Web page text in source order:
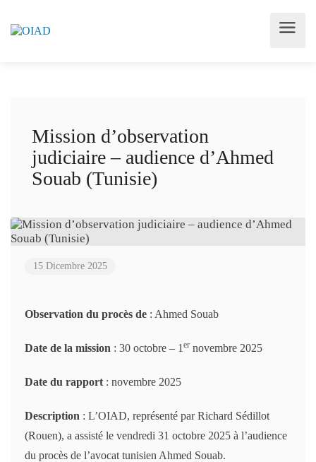
Mission d’observation
judiciaire – audience d’Ahmed
Souab (Tunisie)
15 Dicembre 2025
Observation du procès de : Ahmed Souab
Date de la mission : 30 octobre – 1 er novembre 2025
Date du rapport : novembre 2025
Description : L’OIAD, représenté par Richard Sédillot
(Rouen), a assisté le vendredi 31 octobre 2025 à l’audience
du procès de l’avocat tunisien Ahmed Souab.